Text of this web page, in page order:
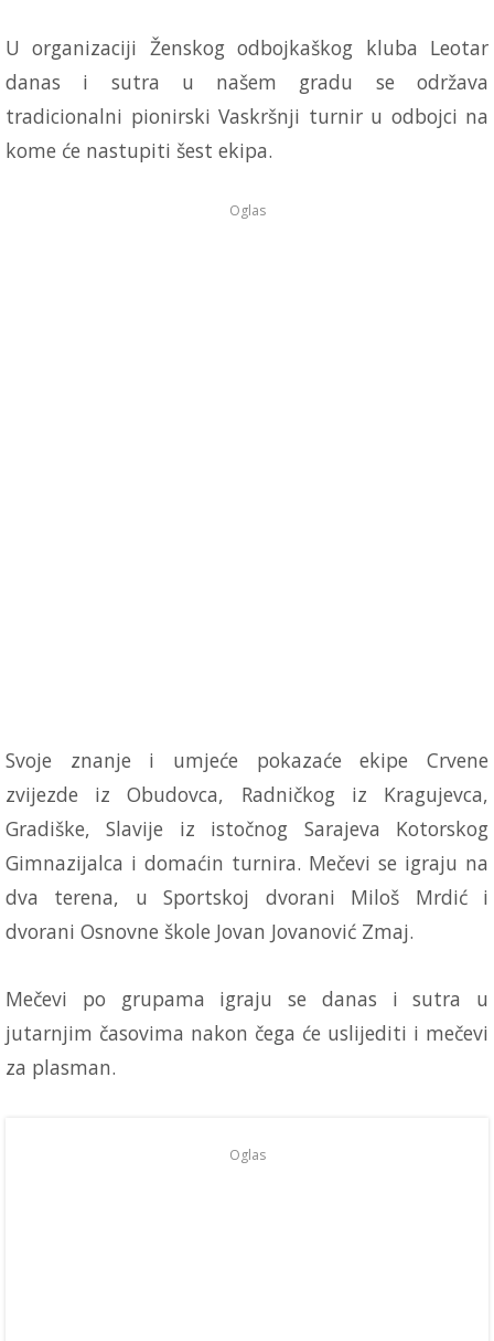
U organizaciji Ženskog odbojkaškog kluba Leotar
danas i sutra u našem gradu se održava
tradicionalni pionirski Vaskršnji turnir u odbojci na
kome će nastupiti šest ekipa.
Oglas
Svoje znanje i umjeće pokazaće ekipe Crvene
zvijezde iz Obudovca, Radničkog iz Kragujevca,
Gradiške, Slavije iz istočnog Sarajeva Kotorskog
Gimnazijalca i domaćin turnira. Mečevi se igraju na
dva terena, u Sportskoj dvorani Miloš Mrdić i
dvorani Osnovne škole Jovan Jovanović Zmaj.
Mečevi po grupama igraju se danas i sutra u
jutarnjim časovima nakon čega će uslijediti i mečevi
za plasman.
Oglas